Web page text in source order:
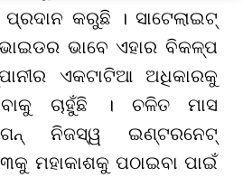
କରୁଛି । ସାଟେଲାଇଟ୍
ଭାବେ ଏହାର ବିକଳ୍ପ
ଏକଟାଟିଆ ଅଧିକାରକୁ
ଚାହୁଁଛି । ଚଳିତ ମାସ
ନିଜସ୍ୱ ଇଣ୍ଟରନେଟ୍
ମହାକାଶକୁ ପଠାଇବା ପାଇଁ